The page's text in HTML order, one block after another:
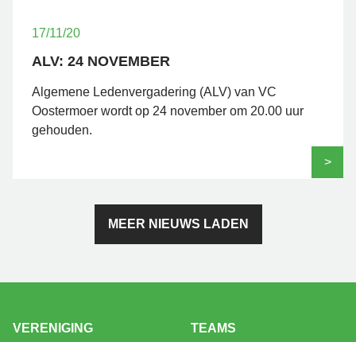
17/11/20
ALV: 24 NOVEMBER
Algemene Ledenvergadering (ALV) van VC
Oostermoer wordt op 24 november om 20.00 uur
gehouden.
>
MEER NIEUWS LADEN
VERENIGING TEAMS